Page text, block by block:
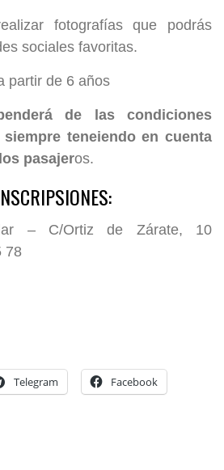
fotografías que podrás
sociales favoritas.
partir de 6 años
de las condiciones
teneiendo en cuenta
pasajeros.
– C/Ortiz de Zárate, 10
78
Telegram Facebook